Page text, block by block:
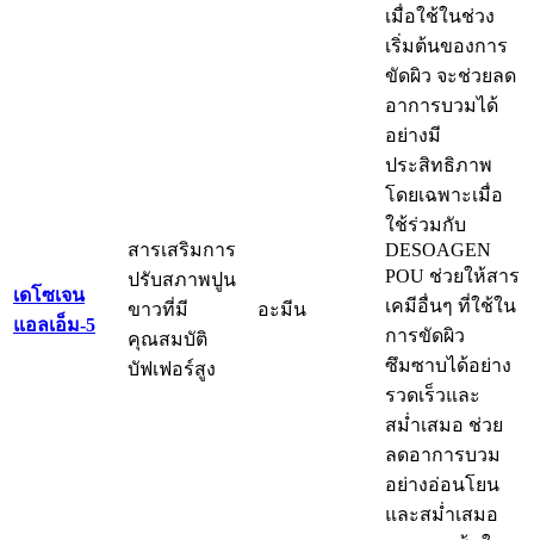
เดโซเจน
แอลเอ็ม-5
สารเสริมการ
ปรับสภาพปูน
ขาวที่มี
คุณสมบัติ
บัฟเฟอร์สูง
อะมีน
เมื่อใช้ในช่วง
เริ่มต้นของการ
ขัดผิว จะช่วยลด
อาการบวมได้
อย่างมี
ประสิทธิภาพ
โดยเฉพาะเมื่อ
ใช้ร่วมกับ
DESOAGEN
POU ช่วยให้สาร
เคมีอื่นๆ ที่ใช้ใน
การขัดผิว
ซึมซาบได้อย่าง
รวดเร็วและ
สม่ำเสมอ ช่วย
ลดอาการบวม
อย่างอ่อนโยน
และสม่ำเสมอ